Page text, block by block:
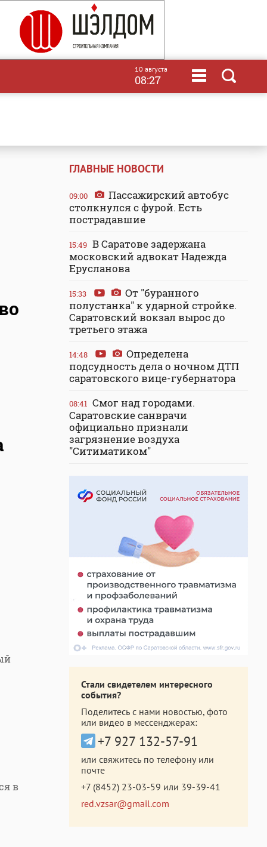
10 августа
08:27
в
ГЛАВНЫЕ НОВОСТИ
09:00
Пассажирский автобус
столкнулся с фурой. Есть
пострадавшие
15:49 В Саратове задержана
московский адвокат Надежда
Ерусланова
15:33
От "буранного
полустанка" к ударной стройке.
Саратовский вокзал вырос до
третьего этажа
14:48
Определена
подсудность дела о ночном ДТП
саратовского вице-губернатора
08:41 Смог над городами.
Саратовские санврачи
официально признали
загрязнение воздуха
"Ситиматиком"
Стали свидетелем интересного
события?
Поделитесь с нами новостью, фото
или видео в мессенджерах:
+7 927 132-57-91
или свяжитесь по телефону или
почте
+7 (8452) 23-03-59 или 39-39-41
red.vzsar@gmail.com